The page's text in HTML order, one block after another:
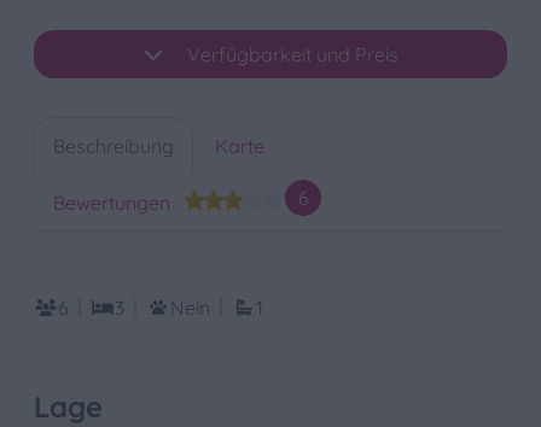
Verfügbarkeit und Preis
Beschreibung Karte
Bewertungen 6
6 3 Nein 1
Lage